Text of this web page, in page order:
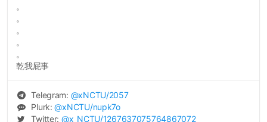
。
。
。
。
。
乾我屁事
Telegram: @xNCTU/2057
Plurk:@xNCTU/nupk7o
Twitter: @x_NCTU/1267637075764867072